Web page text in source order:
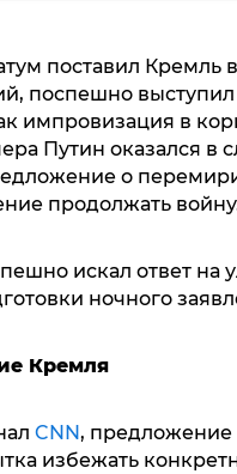
поставил Кремль
поспешно
импровизация в
Путин оказался
о
продолжать
искал ответ на
ночного
Кремля
CNN, предложение
избежать